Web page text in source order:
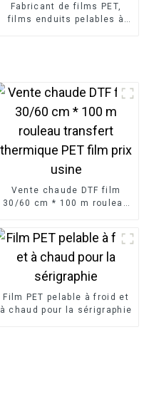
Fabricant de films PET,
films enduits pelables à
Vente chaude DTF film
30/60 cm * 100 m rouleau
Film PET pelable à froid et
à chaud pour la sérigraphie